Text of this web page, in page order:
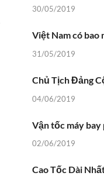
30/05/2019
Việt Nam có bao
31/05/2019
Chủ Tịch Đảng
04/06/2019
Vận tốc máy bay
02/06/2019
Cao Tốc Dài